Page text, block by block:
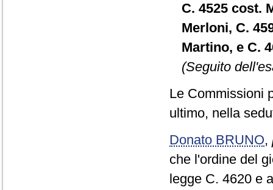
C. 4525 cost.
Merloni, C.
Martino, e C.
(Seguito
Le Commissioni
ultimo, nella
Donato BRUNO,
che l'ordine del
legge C. 4620 e